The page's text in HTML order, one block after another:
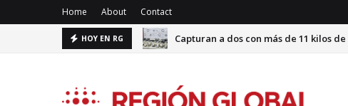
Home About Contact
HOY EN RG Capturan a dos con más de 11 kilos